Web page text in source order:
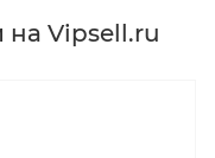
Vipsell.ru